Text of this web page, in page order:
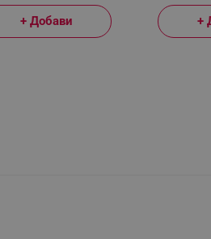
+ Добави +